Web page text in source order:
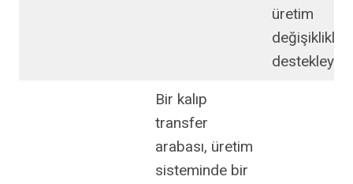
üretim
Bir kalıp
transfer
arabası, üretim
sisteminde bir